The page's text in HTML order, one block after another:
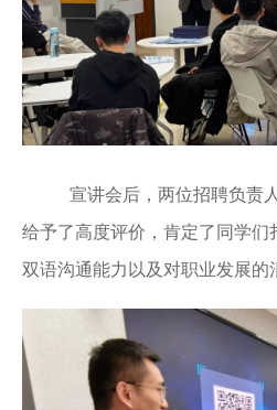
宣讲会后，两位招聘负责
给予了高度评价，肯定了同学们
双语沟通能力以及对职业发展的